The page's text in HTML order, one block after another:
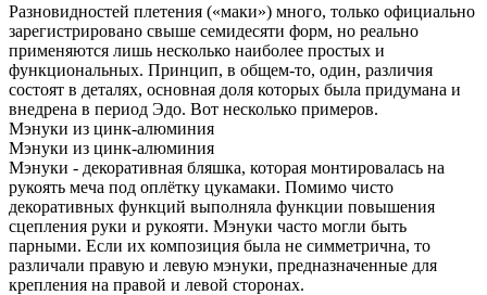
Разновидностей плетения («маки») много, только официально
зарегистрировано свыше семидесяти форм, но реально
применяются лишь несколько наиболее простых и
функциональных. Принцип, в общем-то, один, различия
состоят в деталях, основная доля которых была придумана и
внедрена в период Эдо. Вот несколько примеров.
Мэнуки из цинк-алюминия
Мэнуки из цинк-алюминия
Мэнуки - декоративная бляшка, которая монтировалась на
рукоять меча под оплётку цукамаки. Помимо чисто
декоративных функций выполняла функции повышения
сцепления руки и рукояти. Мэнуки часто могли быть
парными. Если их композиция была не симметрична, то
различали правую и левую мэнуки, предназначенные для
крепления на правой и левой сторонах.